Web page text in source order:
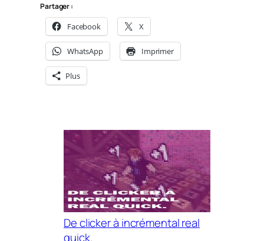
Partager :
Facebook X
WhatsApp Imprimer
Plus
De clicker à incrémental real
quick.